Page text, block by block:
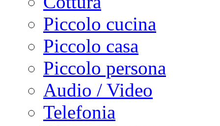
Piccolo cucina
Piccolo casa
Piccolo persona
Audio / Video
Telefonia